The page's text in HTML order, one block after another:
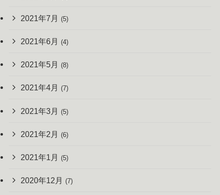
2021年7月 (5)
2021年6月 (4)
2021年5月 (8)
2021年4月 (7)
2021年3月 (5)
2021年2月 (6)
2021年1月 (5)
2020年12月 (7)